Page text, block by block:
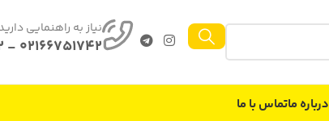
نیاز به راهنمایی
02166751742 - 02166752872
درباره ماتماس با ما